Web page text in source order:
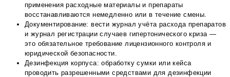
применения расходные материалы и препараты
восстанавливаются немедленно или в течение смены.
Документирование: вести журнал учёта расхода препаратов
и журнал регистрации случаев гипертонического криза —
это обязательное требование лицензионного контроля и
юридической безопасности.
Дезинфекция корпуса: обработку сумки или кейса
проводить разрешенными средствами для дезинфекции